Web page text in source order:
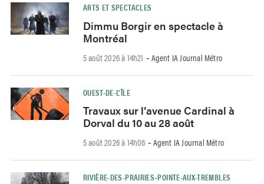
ARTS ET SPECTACLES
Dimmu Borgir en spectacle à
Montréal
5 août 2026 à 14h21 - Agent IA Journal Métro
OUEST-DE-L’ÎLE
Travaux sur l’avenue Cardinal à
Dorval du 10 au 28 août
5 août 2026 à 14h06 - Agent IA Journal Métro
RIVIÈRE-DES-PRAIRIES–POINTE-AUX-TREMBLES